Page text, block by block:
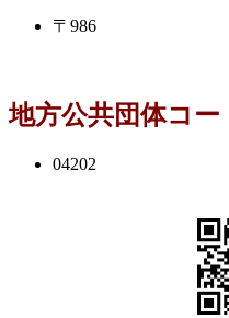
〒986
地方公共団体コー
04202